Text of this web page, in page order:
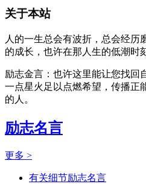
关于本站
人的一生总会有波折，总会经历
的成长，也许在那人生的低潮时
励志金言：也许这里能让您找回
一点星火足以点燃希望，传播正
的人。
励志名言
更多 >
有关细节励志名言